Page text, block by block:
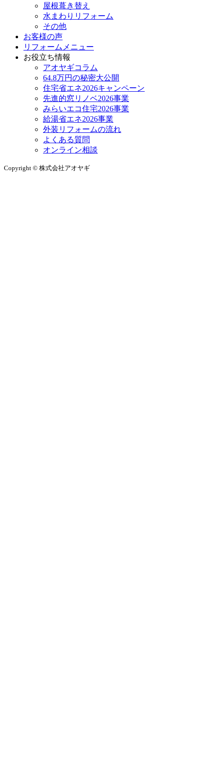
屋根葺き替え
水まわりリフォーム
その他
お客様の声
リフォームメニュー
お役立ち情報
アオヤギコラム
64.8万円の秘密大公開
住宅省エネ2026キャンペーン
先進的窓リノベ2026事業
みらいエコ住宅2026事業
給湯省エネ2026事業
外装リフォームの流れ
よくある質問
オンライン相談
Copyright © 株式会社アオヤギ